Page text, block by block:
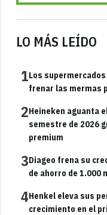
LO MÁS LEÍDO
1Los
frenar las mermas
2Heineken aguanta
semestre de 2026
premium
3Diageo frena su
de ahorro de 1.000
4Henkel eleva sus
crecimiento en el